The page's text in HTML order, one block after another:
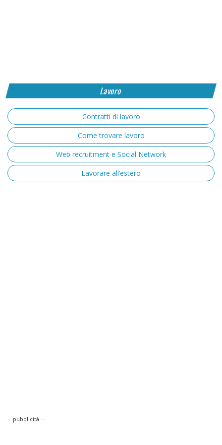
Lavoro
Contratti di lavoro
Come trovare lavoro
Web recruitment e Social Network
Lavorare all’estero
-- pubblicità --